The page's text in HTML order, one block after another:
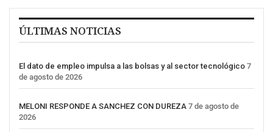
ÚLTIMAS NOTICIAS
El dato de empleo impulsa a las bolsas y al sector tecnológico 7
de agosto de 2026
MELONI RESPONDE A SANCHEZ CON DUREZA 7 de agosto de
2026